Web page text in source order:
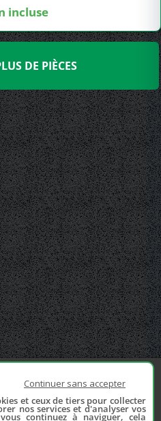
incluse
DE PIÈCES
Continuer sans accepter
et ceux de tiers pour collecter
nos services et d'analyser vos
continuez à naviguer, cela